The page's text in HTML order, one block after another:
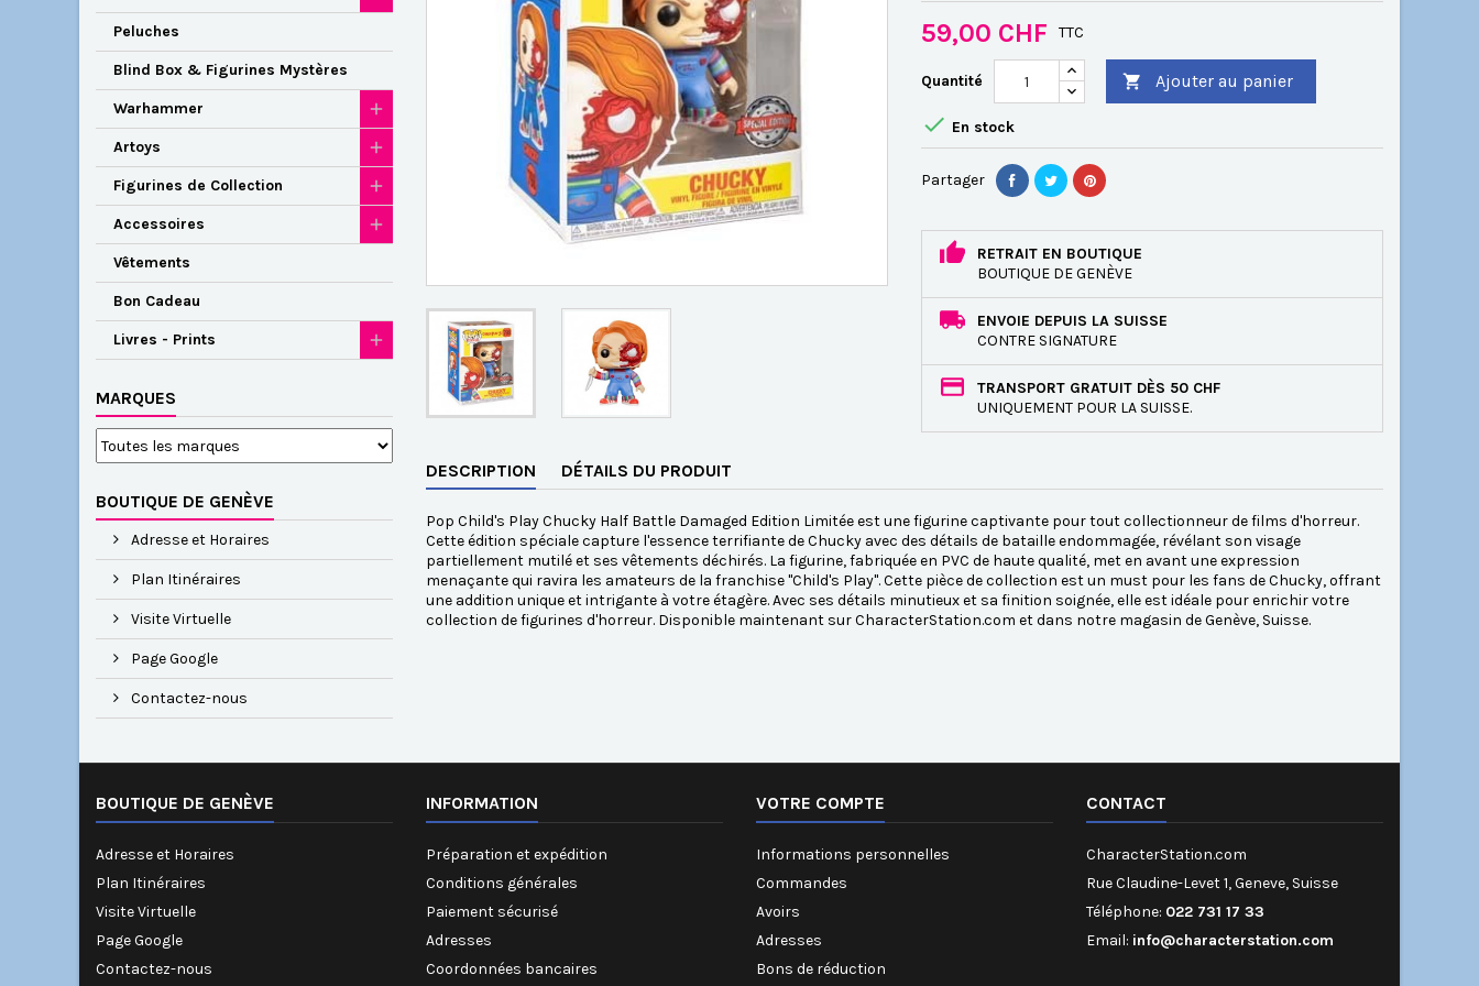
Peluches
Blind Box & Figurines Mystères
Warhammer
Artoys
Figurines de Collection
Accessoires
Vêtements
Bon Cadeau
Livres - Prints
MARQUES
BOUTIQUE DE GENÈVE
Adresse et Horaires
Plan Itinéraires
Visite Virtuelle
Page Google
Contactez-nous
59,00 CHF TTC
Quantité  Ajouter au panier
 En stock
Partager
RETRAIT EN BOUTIQUE
BOUTIQUE DE GENÈVE
ENVOIE DEPUIS LA SUISSE
CONTRE SIGNATURE
TRANSPORT GRATUIT DÈS 50 CHF
UNIQUEMENT POUR LA SUISSE.
DESCRIPTION DÉTAILS DU PRODUIT
Pop Child's Play Chucky Half Battle Damaged Edition Limitée est une figurine captivante pour tout collectionneur de films d'horreur.
Cette édition spéciale capture l'essence terrifiante de Chucky avec des détails de bataille endommagée, révélant son visage
partiellement mutilé et ses vêtements déchirés. La figurine, fabriquée en PVC de haute qualité, met en avant une expression
menaçante qui ravira les amateurs de la franchise "Child's Play". Cette pièce de collection est un must pour les fans de Chucky, offrant
une addition unique et intrigante à votre étagère. Avec ses détails minutieux et sa finition soignée, elle est idéale pour enrichir votre
collection de figurines d'horreur. Disponible maintenant sur CharacterStation.com et dans notre magasin de Genève, Suisse.
BOUTIQUE DE GENÈVE
Adresse et Horaires
Plan Itinéraires
Visite Virtuelle
Page Google
Contactez-nous
INFORMATION
Préparation et expédition
Conditions générales
Paiement sécurisé
Adresses
Coordonnées bancaires
VOTRE COMPTE
Informations personnelles
Commandes
Avoirs
Adresses
Bons de réduction
CONTACT
CharacterStation.com
Rue Claudine-Levet 1, Geneve, Suisse
Téléphone: 022 731 17 33
Email: info@characterstation.com